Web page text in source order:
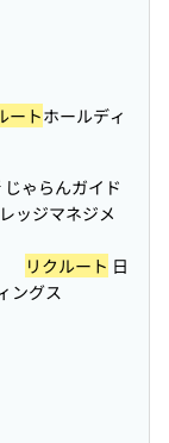
ートホールディ
ゃらんガイド
ッジマネジメ
リクルート 日
ングス